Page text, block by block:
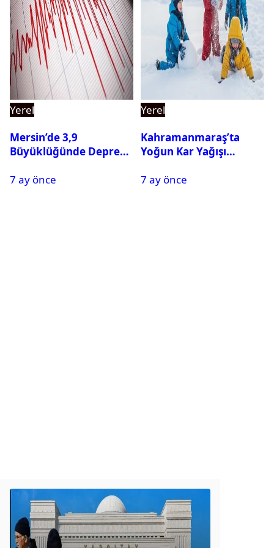
Yerel
Mersin’de 3,9
Büyüklüğünde Deprem
7 ay önce
Yerel
Kahramanmaraş’ta
Yoğun Kar Yağışı
Tatil
7 ay önce